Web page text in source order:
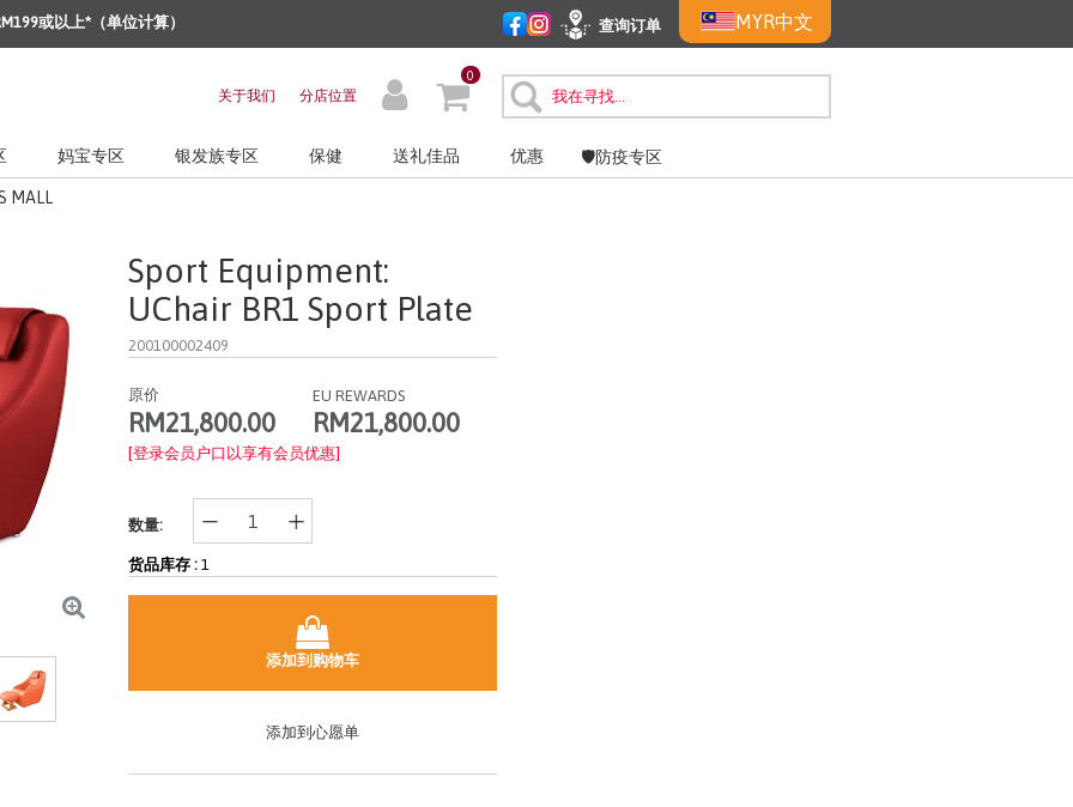
或以上*（单位计算） 查询订单 MYR中文
关于我们 分店位置
0
妈宝专区 银发族专区 保健 送礼佳品 优惠 🛡️防疫专区
MALL
Sport Equipment:
UChair BR1 Sport Plate
200100002409
原价
RM21,800.00
EU REWARDS
RM21,800.00
[登录会员户口以享有会员优惠]
数量:
货品库存 : 1
添加到购物车
添加到心愿单